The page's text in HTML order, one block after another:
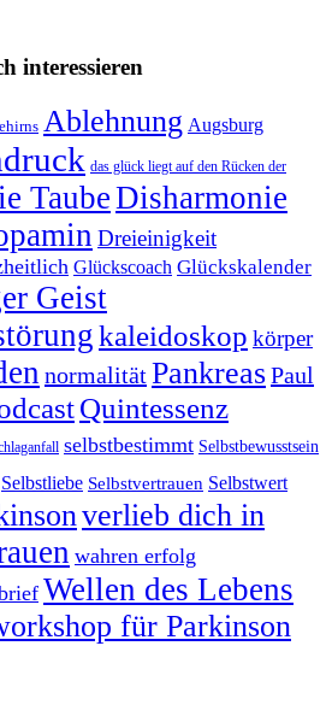
interessieren
Ablehnung Augsburg
das glück liegt auf den Rücken der
TaubeDisharmonie
Dreieinigkeit
Glückscoach Glückskalender
Geist
kaleidoskop körper
normalitätPankreasPaul
Quintessenz
selbstbestimmt Selbstbewusstsein
Selbstliebe Selbstvertrauen Selbstwert
verlieb dich in
wahren erfolg
Wellen des Lebens
für Parkinson